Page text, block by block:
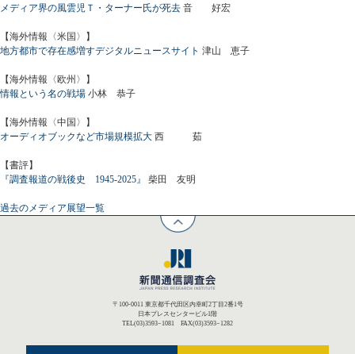
メディア界の風雲児Ｔ・ターナー氏が死去 音 好宏
【海外情報〈米国〉】
地方都市で存在感増すデジタルニュースサイト 津山 恵子
【海外情報〈欧州〉】
情報という名の戦場 小林 恭子
【海外情報〈中国〉】
オーディオブックなど市場規模拡大 西 茹
【書評】
『調査報道の戦後史 1945-2025』
柴田 友明
過去のメディア展望一覧
〒100-0011 東京都千代田区内幸町2丁目2番1号
日本プレスセンタービル1階
TEL(03)3593−1081 FAX(03)3593−1282